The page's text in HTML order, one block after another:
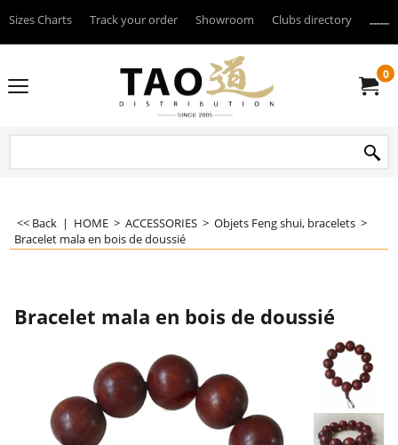
Sizes Charts Track your order Showroom Clubs directory
0
<< Back | HOME > ACCESSORIES > Objets Feng shui, bracelets >
Bracelet mala en bois de doussié
Bracelet mala en bois de doussié